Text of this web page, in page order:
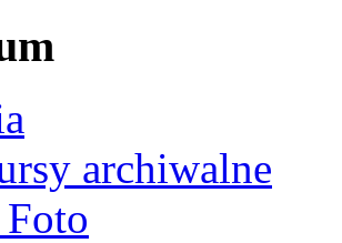
archiwalne